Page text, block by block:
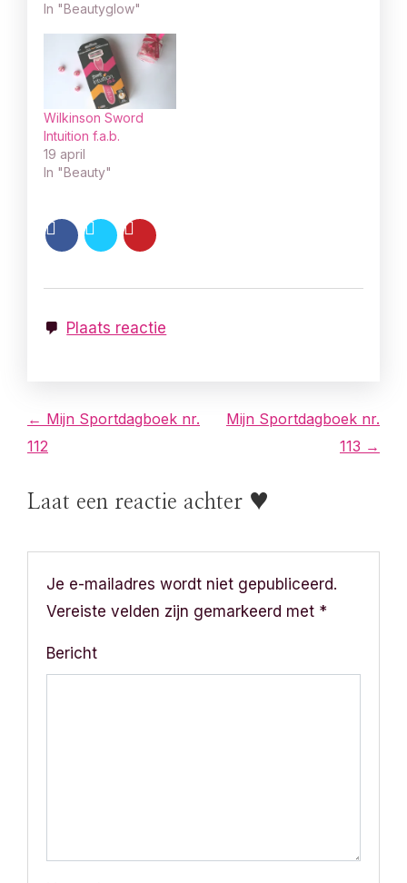
In "Beautyglow"
Wilkinson Sword
Intuition f.a.b.
19 april
In "Beauty"
Plaats reactie
B
e
r
← Mijn Sportdagboek nr.
112
Mijn Sportdagboek nr.
113 →
Laat een reactie achter ♥
Je e-mailadres wordt niet gepubliceerd.
Vereiste velden zijn gemarkeerd met *
Bericht